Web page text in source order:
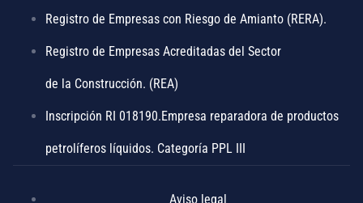
Registro de Empresas con Riesgo de Amianto (RERA).
Registro de Empresas Acreditadas del Sector
de la Construcción. (REA)
Inscripción RI 018190.Empresa reparadora de productos
petrolíferos líquidos. Categoría PPL III
Aviso legal